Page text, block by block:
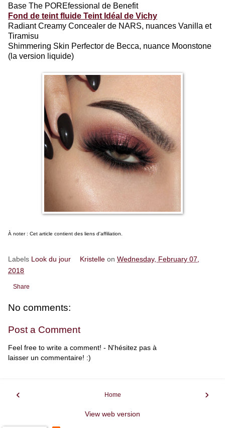
Base The POREfessional de Benefit
Fond de teint fluide Teint Idéal de Vichy
Radiant Creamy Concealer de NARS, nuances Vanilla et
Tiramisu
Shimmering Skin Perfector de Becca, nuance Moonstone
(la version liquide)
À noter : Cet article contient des liens d'affiliation.
Labels Look du jour Kristelle onWednesday, February 07,
2018
Share
No comments:
Post a Comment
Feel free to write a comment! - N'hésitez pas à
laisser un commentaire! :)
‹ ›
Home
View web version